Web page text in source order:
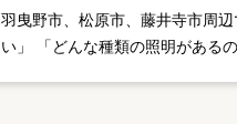
羽曳野市、松原市、藤井寺市周
い」 「どんな種類の照明がある